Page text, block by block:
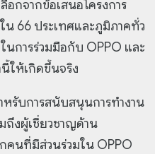
อกจากข้อเสนอโครงการ
น 66 ประเทศและภูมิภาคทั่ว
นการร่วมมือกับ OPPO และ
ให้เกิดขึ้นจริง
หรับการสนับสนุนการทำงาน
ถึงผู้เชี่ยวชาญด้าน
คนที่มีส่วนร่วมใน OPPO